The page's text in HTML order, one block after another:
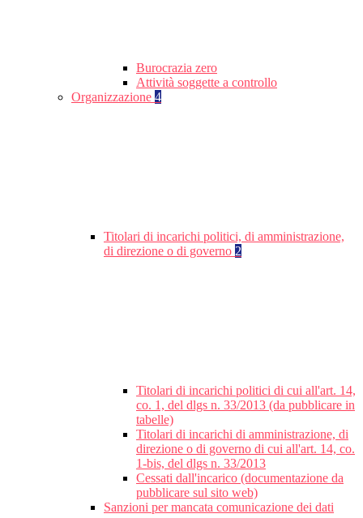
Burocrazia zero
Attività soggette a controllo
Organizzazione 4
Titolari di incarichi politici, di amministrazione,
di direzione o di governo 2
Titolari di incarichi politici di cui all'art. 14,
co. 1, del dlgs n. 33/2013 (da pubblicare in
tabelle)
Titolari di incarichi di amministrazione, di
direzione o di governo di cui all'art. 14, co.
1-bis, del dlgs n. 33/2013
Cessati dall'incarico (documentazione da
pubblicare sul sito web)
Sanzioni per mancata comunicazione dei dati